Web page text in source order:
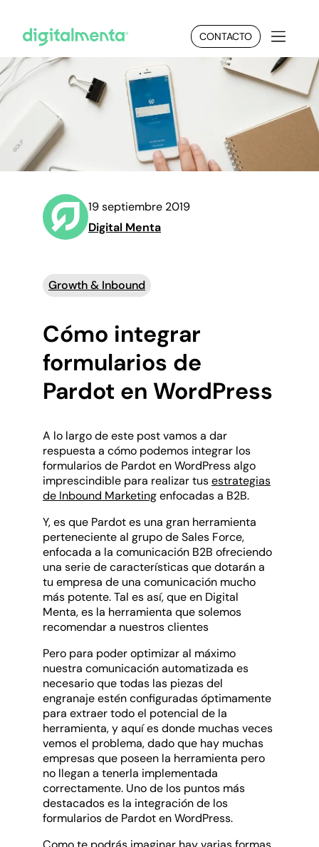
CONTACTO
19 septiembre 2019
Digital Menta
Growth & Inbound
Cómo integrar
formularios de
Pardot en WordPress
A lo largo de este post vamos a dar
respuesta a cómo podemos integrar los
formularios de Pardot en WordPress algo
imprescindible para realizar tusestrategias
de Inbound Marketingenfocadas a B2B.
Y, es que Pardot es una gran herramienta
perteneciente al grupo de Sales Force,
enfocada a la comunicación B2B ofreciendo
una serie de características que dotarán a
tu empresa de una comunicación mucho
más potente. Tal es así, que en Digital
Menta, es la herramienta que solemos
recomendar a nuestros clientes
Pero para poder optimizar al máximo
nuestra comunicación automatizada es
necesario que todas las piezas del
engranaje estén configuradas óptimamente
para extraer todo el potencial de la
herramienta, y aquí es donde muchas veces
vemos el problema, dado que hay muchas
empresas que poseen la herramienta pero
no llegan a tenerla implementada
correctamente. Uno de los puntos más
destacados es la integración de los
formularios de Pardot en WordPress.